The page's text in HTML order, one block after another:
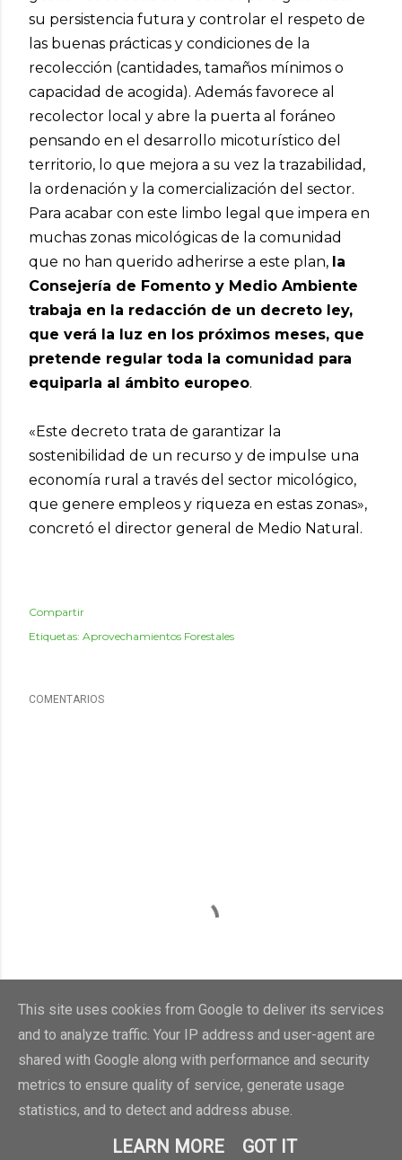
su persistencia futura y controlar el respeto de
las buenas prácticas y condiciones de la
recolección (cantidades, tamaños mínimos o
capacidad de acogida). Además favorece al
recolector local y abre la puerta al foráneo
pensando en el desarrollo micoturístico del
territorio, lo que mejora a su vez la trazabilidad,
la ordenación y la comercialización del sector.
Para acabar con este limbo legal que impera en
muchas zonas micológicas de la comunidad
que no han querido adherirse a este plan, la
Consejería de Fomento y Medio Ambiente
trabaja en la redacción de un decreto ley,
que verá la luz en los próximos meses, que
pretende regular toda la comunidad para
equiparla al ámbito europeo.
«Este decreto trata de garantizar la
sostenibilidad de un recurso y de impulse una
economía rural a través del sector micológico,
que genere empleos y riqueza en estas zonas»,
concretó el director general de Medio Natural.
Compartir
Etiquetas: Aprovechamientos Forestales
COMENTARIOS
This site uses cookies from Google to deliver its services
and to analyze traffic. Your IP address and user-agent are
shared with Google along with performance and security
metrics to ensure quality of service, generate usage
statistics, and to detect and address abuse.
LEARN MORE GOT IT